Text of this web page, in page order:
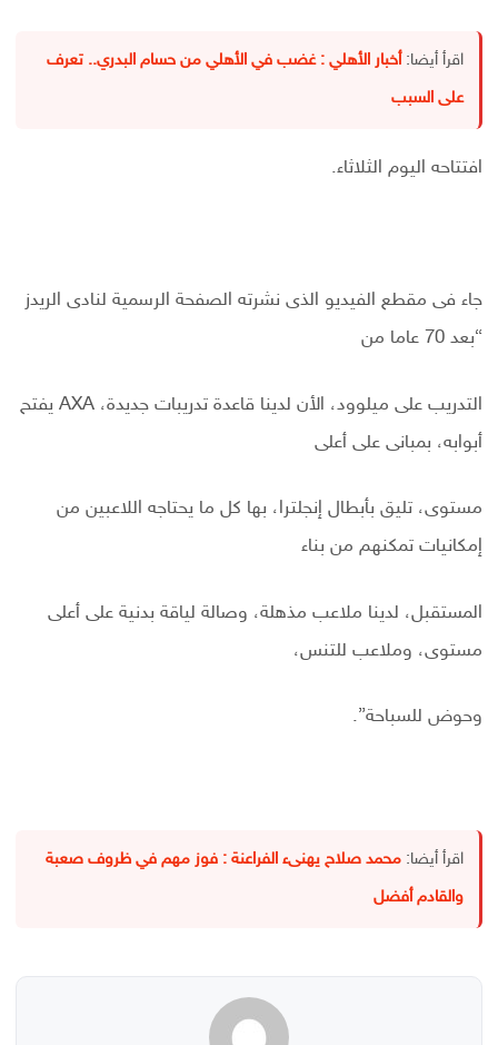
اقرأ أيضا: أخبار الأهلي : غضب في الأهلي من حسام البدري.. تعرف
على السبب
افتتاحه اليوم الثلاثاء.
جاء فى مقطع الفيديو الذى نشرته الصفحة الرسمية لنادى الريدز
“بعد 70 عاما من
التدريب على ميلوود، الأن لدينا قاعدة تدريبات جديدة، AXA يفتح
أبوابه، بمبانى على أعلى
مستوى، تليق بأبطال إنجلترا، بها كل ما يحتاجه اللاعبين من
إمكانيات تمكنهم من بناء
المستقبل، لدينا ملاعب مذهلة، وصالة لياقة بدنية على أعلى
مستوى، وملاعب للتنس،
وحوض للسباحة”.
اقرأ أيضا: محمد صلاح يهنىء الفراعنة : فوز مهم في ظروف صعبة
والقادم أفضل